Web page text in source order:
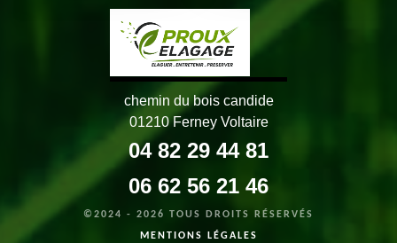
chemin du bois candide
01210 Ferney Voltaire
04 82 29 44 81
06 62 56 21 46
©2024 - 2026 TOUS DROITS RÉSERVÉS
MENTIONS LÉGALES